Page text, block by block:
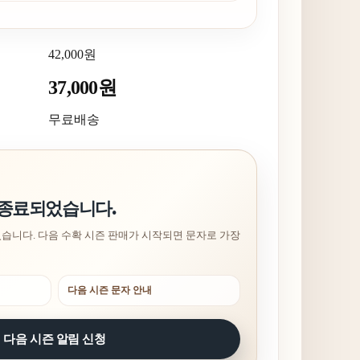
42,000원
37,000원
무료배송
료되었습니다.
니다. 다음 수확 시즌 판매가 시작되면 문자로 가장
다음 시즌 문자 안내
다음 시즌 알림 신청